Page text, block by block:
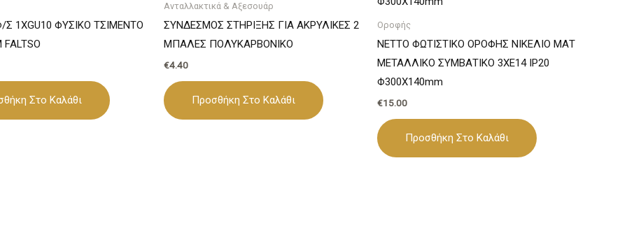
1ΧGU10 ΦΥΣΙΚΟ ΤΣΙΜΕΝΤΟ
FALTSO
Στο Καλάθι
Ανταλλακτικά & Αξεσουάρ
ΣΥΝΔΕΣΜΟΣ ΣΤΗΡΙΞΗΣ ΓΙΑ ΑΚΡΥΛΙΚΕΣ 2
ΜΠΑΛΕΣ ΠΟΛΥΚΑΡΒΟΝΙΚΟ
€4.40
Προσθήκη Στο Καλάθι
Οροφής
NETTO ΦΩΤΙΣΤΙΚΟ ΟΡΟΦΗΣ ΝΙΚΕΛΙΟ ΜΑΤ
ΜΕΤΑΛΛΙΚΟ ΣΥΜΒΑΤΙΚΟ 3ΧΕ14 IP20
Φ300Χ140mm
€15.00
Προσθήκη Στο Καλάθι